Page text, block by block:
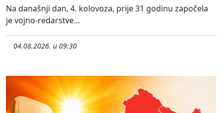
Na današnji dan, 4. kolovoza, prije 31 godinu započela
je vojno-redarstve...
04.08.2026. u 09:30